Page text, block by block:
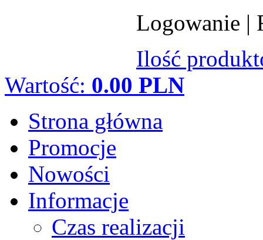
Logowanie |
Ilość
Wartość: 0.00 PLN
Strona główna
Promocje
Nowości
Informacje
Czas realizacji